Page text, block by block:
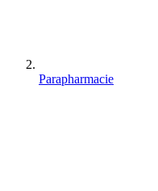
Parapharmacie